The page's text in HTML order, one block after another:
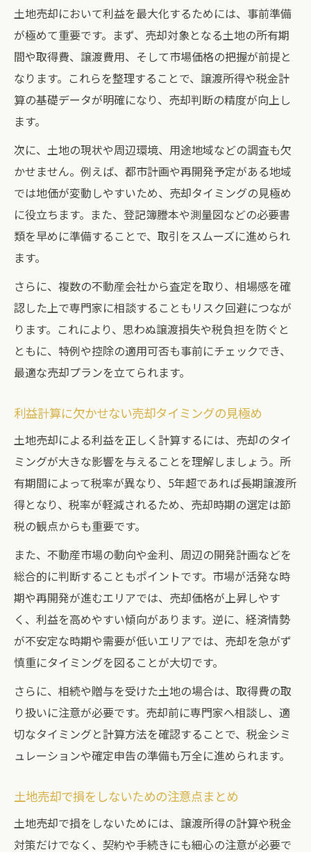
土地売却において利益を最大化するためには、事前準備
が極めて重要です。まず、売却対象となる土地の所有期
間や取得費、譲渡費用、そして市場価格の把握が前提と
なります。これらを整理することで、譲渡所得や税金計
算の基礎データが明確になり、売却判断の精度が向上し
ます。
次に、土地の現状や周辺環境、用途地域などの調査も欠
かせません。例えば、都市計画や再開発予定がある地域
では地価が変動しやすいため、売却タイミングの見極め
に役立ちます。また、登記簿謄本や測量図などの必要書
類を早めに準備することで、取引をスムーズに進められ
ます。
さらに、複数の不動産会社から査定を取り、相場感を確
認した上で専門家に相談することもリスク回避につなが
ります。これにより、思わぬ譲渡損失や税負担を防ぐと
ともに、特例や控除の適用可否も事前にチェックでき、
最適な売却プランを立てられます。
利益計算に欠かせない売却タイミングの見極め
土地売却による利益を正しく計算するには、売却のタイ
ミングが大きな影響を与えることを理解しましょう。所
有期間によって税率が異なり、5年超であれば長期譲渡所
得となり、税率が軽減されるため、売却時期の選定は節
税の観点からも重要です。
また、不動産市場の動向や金利、周辺の開発計画などを
総合的に判断することもポイントです。市場が活発な時
期や再開発が進むエリアでは、売却価格が上昇しやす
く、利益を高めやすい傾向があります。逆に、経済情勢
が不安定な時期や需要が低いエリアでは、売却を急がず
慎重にタイミングを図ることが大切です。
さらに、相続や贈与を受けた土地の場合は、取得費の取
り扱いに注意が必要です。売却前に専門家へ相談し、適
切なタイミングと計算方法を確認することで、税金シミ
ュレーションや確定申告の準備も万全に進められます。
土地売却で損をしないための注意点まとめ
土地売却で損をしないためには、譲渡所得の計算や税金
対策だけでなく、契約や手続きにも細心の注意が必要で